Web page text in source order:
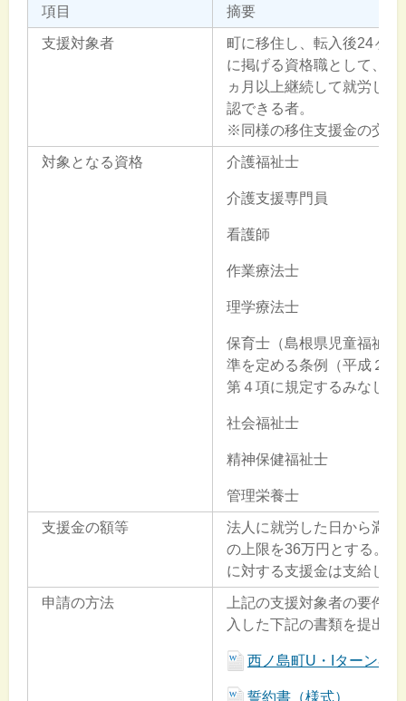
項目 摘要
支援対象者
町に移住し、転入後24ヶ
に掲げる資格職として、
ヵ月以上継続して就労し
認できる者。
※同様の移住支援金の交付
対象となる資格 介護福祉士
介護支援専門員
看護師
作業療法士
理学療法士
保育士（島根県児童福祉
準を定める条例（平成２
第４項に規定するみなしを
社会福祉士
精神保健福祉士
管理栄養士
支援金の額等
法人に就労した日から満
の上限を36万円とする。
に対する支援金は支給しな
申請の方法
上記の支援対象者の要件
入した下記の書類を提出
西ノ島町U・Iターン者
誓約書（様式）